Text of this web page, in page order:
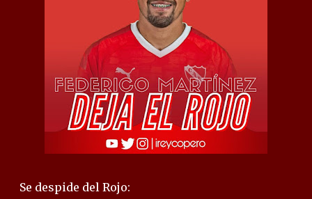
Se despide del Rojo: